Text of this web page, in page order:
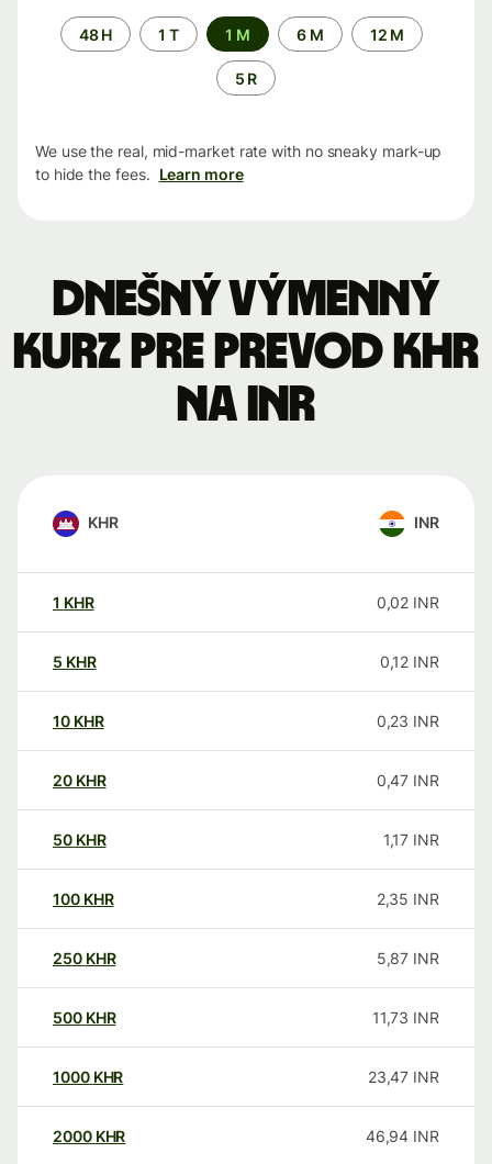
Time
period
48 H 1 T 1 M 6 M 12 M
5 R
We use the real, mid-market rate with no sneaky mark-up
to hide the fees. Learn more
Dnešný výmenný
kurz pre prevod KHR
na INR
KHR INR
1 KHR 0,02 INR
5 KHR 0,12 INR
10 KHR 0,23 INR
20 KHR 0,47 INR
50 KHR 1,17 INR
100 KHR 2,35 INR
250 KHR 5,87 INR
500 KHR 11,73 INR
1000 KHR 23,47 INR
2000 KHR 46,94 INR